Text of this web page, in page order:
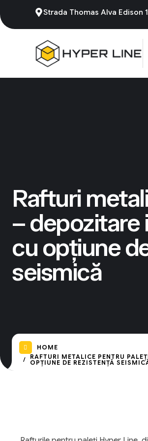
Strada Thomas Alva Edison
Rafturi
– depozitare
cu opțiune
seismică
HOME
RAFTURI METALICE PENTRU
OPȚIUNE DE REZISTENȚĂ